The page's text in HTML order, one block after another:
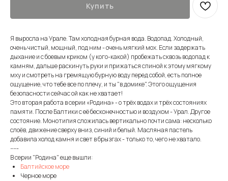
Купить
Я выросла на Урале. Там холодная бурная вода. Водопад. Холодный,
очень чистый, мощный, под ним - очень мягкий мох. Если задержать
дыхание и с боевым криком (у кого-какой) пробежать сквозь водопад к
камням, дальше раскинуть руки и прижаться спиной к этому мягкому
мху и смотреть на гремящую бурную воду перед собой, есть полное
ощущение, что тебе все по плечу, и ты "в домике". Этого ощущения
безопасности сейчас ой как не хватает!
Это вторая работа в серии «Родина» - о трёх водах и трёх состояниях
памяти. После Балтики с её бесконечностью и воздухом - Урал. Другое
состояние. Монотипия сложилась вертикально почти сама: несколько
слоёв, движение сверху вниз, синий и белый. Масляная пастель
добавила холод камня и свет в брызгах - только то, чего не хватало.
-----
В серии "Родина" еще вышли:
Балтийское море
Черное море